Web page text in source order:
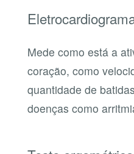
Mede como está a
coração, como
quantidade de
doenças como